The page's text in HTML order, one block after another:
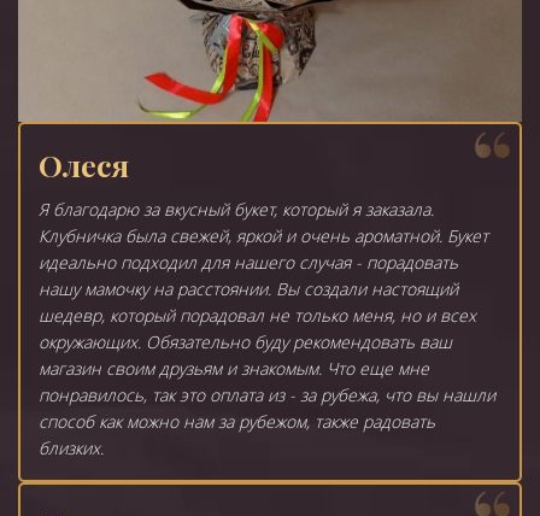
Олеся
Я благодарю за вкусный букет, который я заказала.
Клубничка была свежей, яркой и очень ароматной. Букет
идеально подходил для нашего случая - порадовать
нашу мамочку на расстоянии. Вы создали настоящий
шедевр, который порадовал не только меня, но и всех
окружающих. Обязательно буду рекомендовать ваш
магазин своим друзьям и знакомым. Что еще мне
понравилось, так это оплата из - за рубежа, что вы нашли
способ как можно нам за рубежом, также радовать
близких.